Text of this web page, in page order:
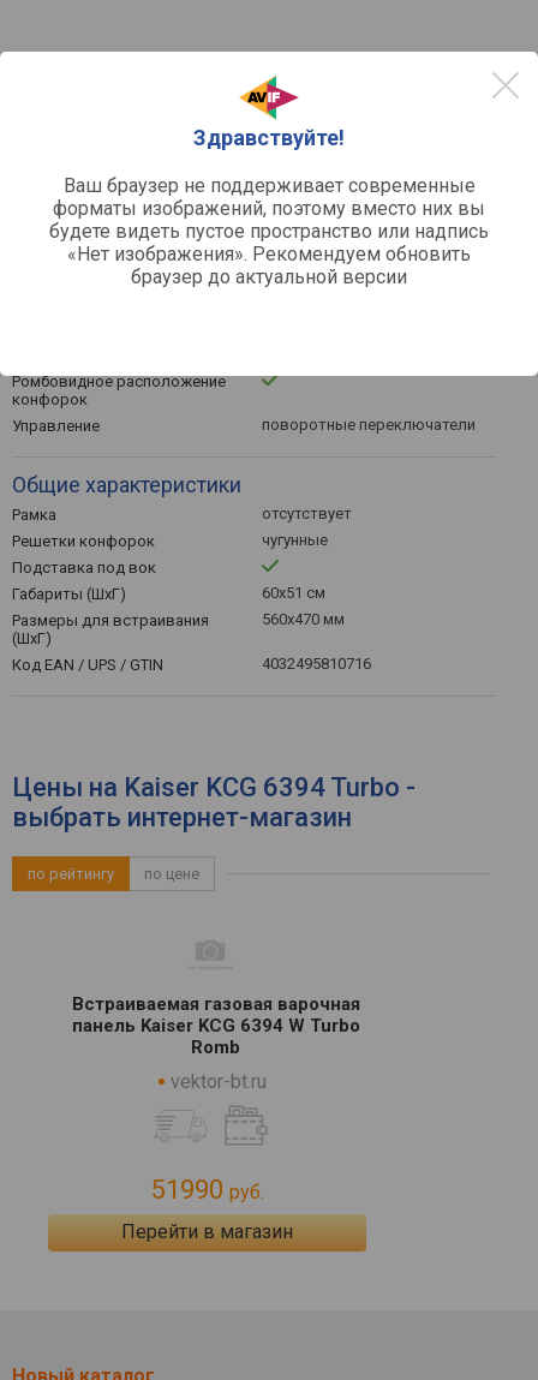
Здравствуйте!
Ваш браузер не поддерживает современные
форматы изображений, поэтому вместо них вы
будете видеть пустое пространство или надпись
«Нет изображения». Рекомендуем обновить
браузер до актуальной версии
варочная поверхность
газовая
Функции и возможности
Функции автоподжиг, газ-контроль
Ромбовидное расположение
конфорок
Управление
поворотные переключатели
Общие характеристики
Рамка
отсутствует
Решетки конфорок
чугунные
Подставка под вок
Габариты (ШхГ)
60x51 см
Размеры для встраивания
(ШхГ)
560x470 мм
Код EAN / UPS / GTIN 4032495810716
Цены на Kaiser KCG 6394 Turbo -
выбрать интернет-магазин
по рейтингу по цене
Встраиваемая газовая варочная
панель Kaiser KCG 6394 W Turbo
Romb
vektor-bt.ru
51990 руб.
Перейти в магазин